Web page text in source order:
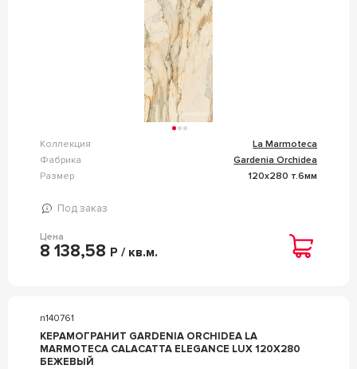
Коллекция
La Marmoteca
Фабрика
Gardenia Orchidea
Размер
120x280 т.6мм
Под заказ
Цена
8 138,58 Р / кв.м.
n140761
КЕРАМОГРАНИТ GARDENIA ORCHIDEA LA
MARMOTECA CALACATTA ELEGANCE LUX 120X280
БЕЖЕВЫЙ